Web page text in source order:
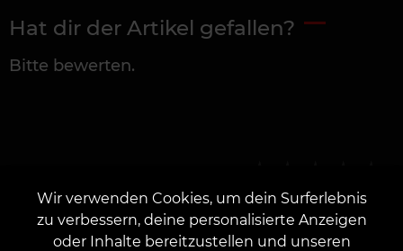
Hat dir der Artikel gefallen?
Bitte bewerten.
4,48 ☆ 20Stimmen Schätzen
Wir verwenden Cookies, um dein Surferlebnis
zu verbessern, deine personalisierte Anzeigen
oder Inhalte bereitzustellen und unseren